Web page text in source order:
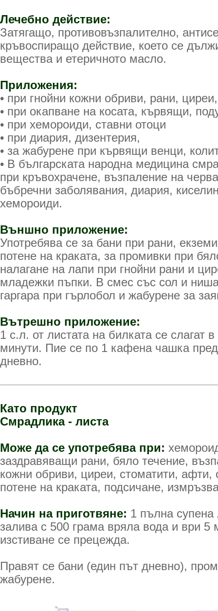
Лечебно действие:
Затягащо, противовъзпалително,
кръвоспиращо действие, което се
вещества и етеричното масло.
Приложения:
• при гнойни кожни обриви, рани,
• при окапване на косата, кървящи,
• при хемороиди, ставни отоци
• при диария, дизентерия,
• за жабурене при кървящи венци,
• В българската народна медицина
при кръвохрачене, възпаление на
бъбречни заболявания, диария,
хемороиди.
Външно приложение:
Употребява се за бани при рани,
потене на краката, за промивки при
налагане на лапи при гнойни рани и
младежки пъпки. В смес със сол и
гаргара при гърлобол и жабурене за
Вътрешно приложение:
1 с.л. от листата на билката се слагат
минути. Пие се по 1 кафена чашка
дневно.
Като продукт
Смрадлика - листа
Може да се употребява при:
заздравяващи рани, бяло течение,
кожни обриви, циреи, стоматити, афти,
потене на краката, подсичане,
Начин на приготвяне: 1 пълна
залива с 500 грама вряла вода и ври 5
изстиване се прецежда.
Правят се бани (един път дневно),
жабурене.